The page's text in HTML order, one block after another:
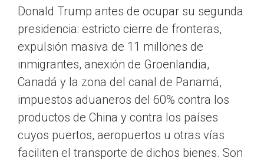
Donald Trump antes de ocupar su segunda
presidencia: estricto cierre de fronteras,
expulsión masiva de 11 millones de
inmigrantes, anexión de Groenlandia,
Canadá y la zona del canal de Panamá,
impuestos aduaneros del 60% contra los
productos de China y contra los países
cuyos puertos, aeropuertos u otras vías
faciliten el transporte de dichos bienes. Son